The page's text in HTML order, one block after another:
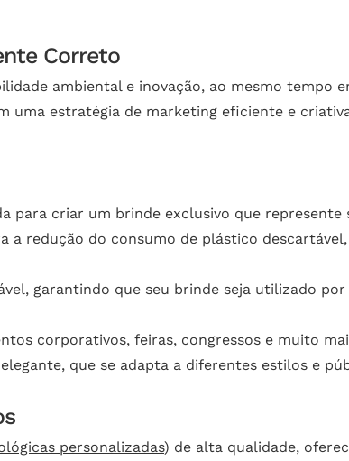
Correto
ambiental e inovação, ao mesmo tempo
uma estratégia de marketing eficiente e
para criar um brinde exclusivo que represente
a redução do consumo de plástico
garantindo que seu brinde seja utilizado
corporativos, feiras, congressos e muito
que se adapta a diferentes estilos e
personalizadas) de alta qualidade,